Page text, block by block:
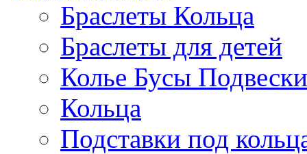
Браслеты Кольца
Браслеты для детей
Колье Бусы Подвески
Кольца
Подставки под